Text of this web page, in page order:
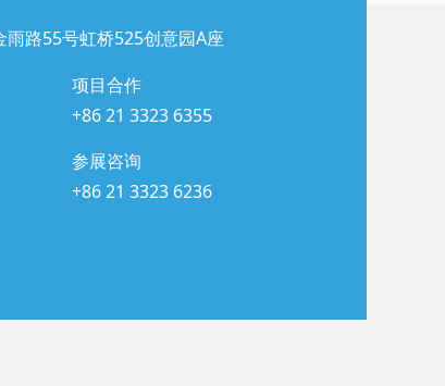
路55号虹桥525创意园A座
项目合作
+86 21 3323 6355
参展咨询
+86 21 3323 6236